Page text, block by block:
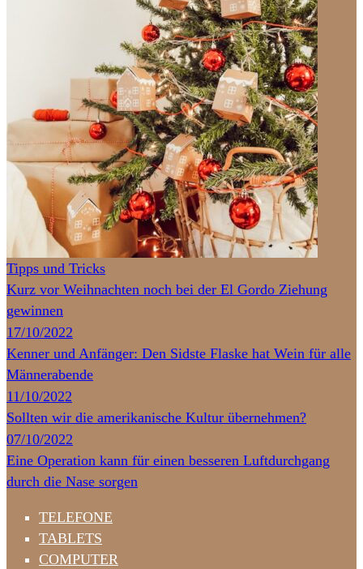
Tipps und Tricks
Kurz vor Weihnachten noch bei der El Gordo Ziehung
gewinnen
17/10/2022
Kenner und Anfänger: Den Sidste Flaske hat Wein für alle
Männerabende
11/10/2022
Sollten wir die amerikanische Kultur übernehmen?
07/10/2022
Eine Operation kann für einen besseren Luftdurchgang
durch die Nase sorgen
TELEFONE
TABLETS
COMPUTER